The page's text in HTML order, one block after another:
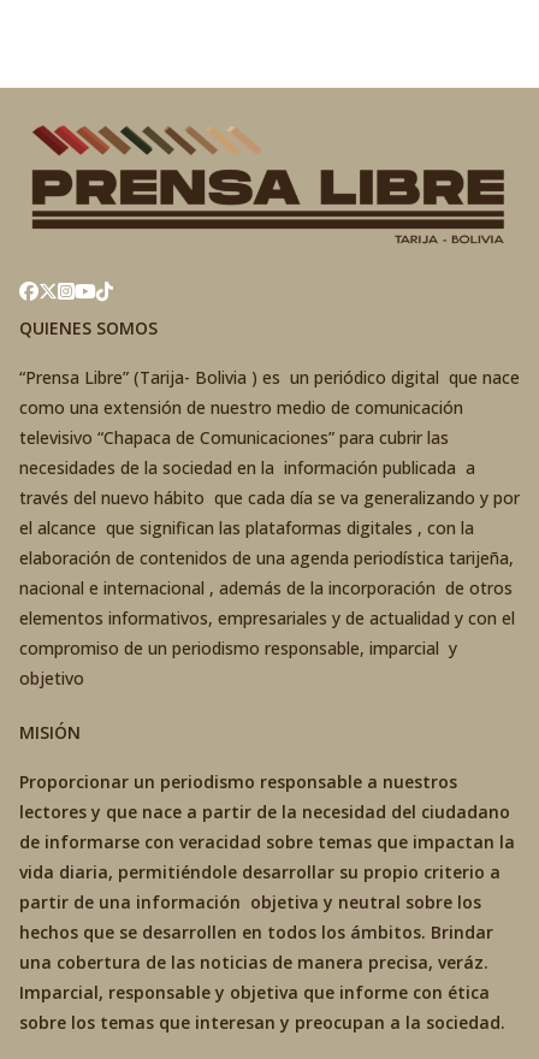
QUIENES SOMOS
“Prensa Libre” (Tarija- Bolivia ) es un periódico digital que nace
como una extensión de nuestro medio de comunicación
televisivo “Chapaca de Comunicaciones” para cubrir las
necesidades de la sociedad en la información publicada a
través del nuevo hábito que cada día se va generalizando y por
el alcance que significan las plataformas digitales , con la
elaboración de contenidos de una agenda periodística tarijeña,
nacional e internacional , además de la incorporación de otros
elementos informativos, empresariales y de actualidad y con el
compromiso de un periodismo responsable, imparcial y
objetivo
MISIÓN
Proporcionar un periodismo responsable a nuestros
lectores y que nace a partir de la necesidad del ciudadano
de informarse con veracidad sobre temas que impactan la
vida diaria, permitiéndole desarrollar su propio criterio a
partir de una información objetiva y neutral sobre los
hechos que se desarrollen en todos los ámbitos. Brindar
una cobertura de las noticias de manera precisa, veráz.
Imparcial, responsable y objetiva que informe con ética
sobre los temas que interesan y preocupan a la sociedad.